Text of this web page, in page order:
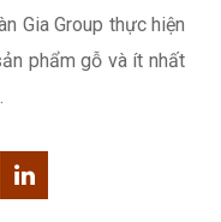
Gia Group thực hiện
phẩm gỗ và ít nhất